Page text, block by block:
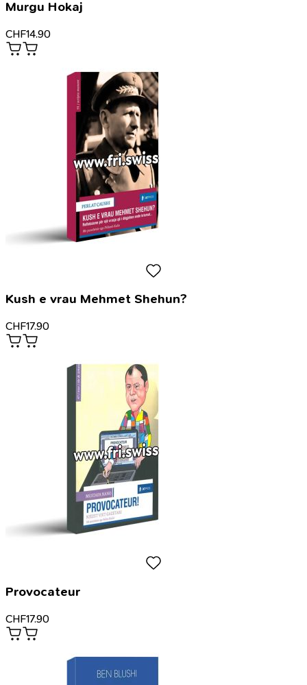
Murgu Hokaj
CHF14.90
Kush e vrau Mehmet Shehun?
CHF17.90
Provocateur
CHF17.90